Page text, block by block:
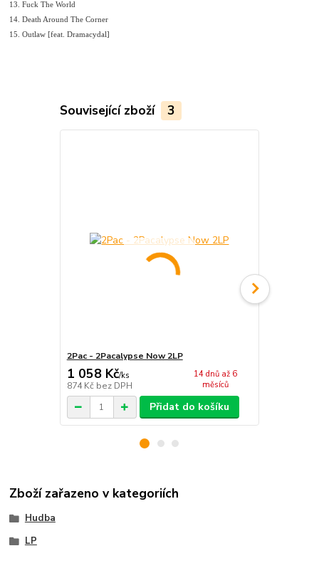
13. Fuck The World
14. Death Around The Corner
15. Outlaw [feat. Dramacydal]
Související zboží 3
2Pac - 2Pacalypse Now 2LP
1 058 Kč/ks
874 Kč bez DPH
14 dnů až 6
měsíců
Přidat do košíku
Zboží zařazeno v kategoriích
Hudba
LP